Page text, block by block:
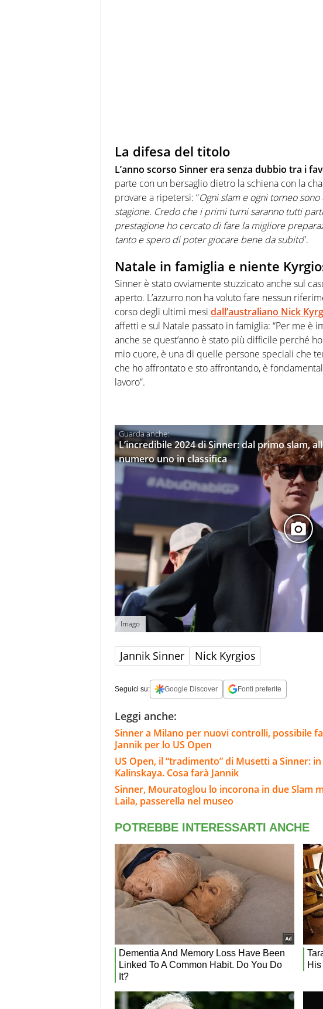
La difesa del titolo
L’anno scorso Sinner era senza dubbio tra i
parte con un bersaglio dietro la schiena con la
provare a ripetersi: “Ogni slam e ogni torneo
stagione. Credo che i primi turni saranno tutti
prestagione ho cercato di fare la migliore
tanto e spero di poter giocare bene da subito”.
Natale in famiglia e niente
Sinner è stato ovviamente stuzzicato anche sul
aperto. L’azzurro non ha voluto fare nessun
corso degli ultimi mesi dall’australiano Nick
affetti e sul Natale passato in famiglia: “Per me è
anche se quest’anno è stato più difficile perché
mio cuore, è una di quelle persone speciali che
che ho affrontato e sto affrontando, è
lavoro”.
L’incredibile 2024 di Sinner: dal primo slam,
numero uno in classifica
Imago
Jannik Sinner Nick Kyrgios
Seguici su: Google Discover Fonti preferite
Leggi anche:
Sinner a Milano per nuovi controlli, possibile
Jannik per lo US Open
US Open, il “tradimento” di Musetti a Sinner:
Kalinskaya. Cosa farà Jannik
Sinner, Mouratoglou lo incorona in due Slam
Laila, passerella nel museo